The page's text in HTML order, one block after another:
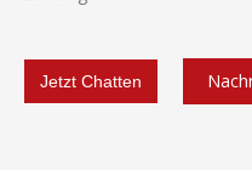
Jetzt Chatten